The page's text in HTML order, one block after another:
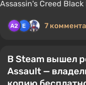
7
В Steam вышел
Assault —